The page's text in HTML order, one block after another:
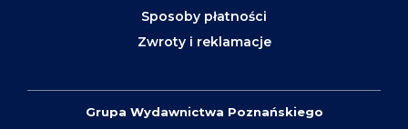
Sposoby płatności
Zwroty i reklamacje
Grupa Wydawnictwa Poznańskiego